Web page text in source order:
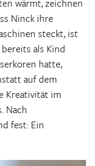
wärmt, zeichnen
Ninck ihre
steckt, ist
als Kind
hatte,
auf dem
Kreativität im
Nach
fest: Ein